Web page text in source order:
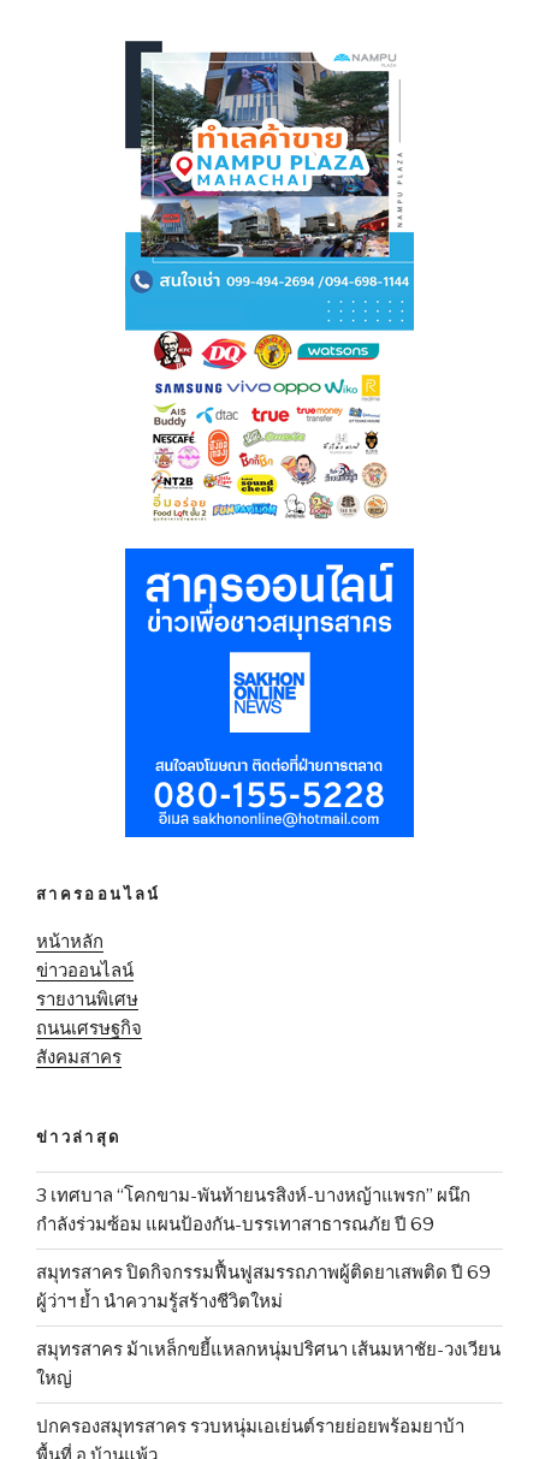
สาครออนไลน์
หน้าหลัก
ข่าวออนไลน์
รายงานพิเศษ
ถนนเศรษฐกิจ
สังคมสาคร
ข่าวล่าสุด
3 เทศบาล “โคกขาม-พันท้ายนรสิงห์-บางหญ้าแพรก” ผนึก
กำลังร่วมซ้อม แผนป้องกัน-บรรเทาสาธารณภัย ปี 69
สมุทรสาคร ปิดกิจกรรมฟื้นฟูสมรรถภาพผู้ติดยาเสพติด ปี 69
ผู้ว่าฯ ย้ำ นำความรู้สร้างชีวิตใหม่
สมุทรสาคร ม้าเหล็กขยี้แหลกหนุ่มปริศนา เส้นมหาชัย-วงเวียน
ใหญ่
ปกครองสมุทรสาคร รวบหนุ่มเอเย่นต์รายย่อยพร้อมยาบ้า